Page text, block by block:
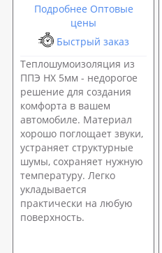
Подробнее Оптовые
цены
Быстрый заказ
Теплошумоизоляция из
ППЭ НХ 5мм - недорогое
решение для создания
комфорта в вашем
автомобиле. Материал
хорошо поглощает звуки,
устраняет структурные
шумы, сохраняет нужную
температуру. Легко
укладывается
практически на любую
поверхность.